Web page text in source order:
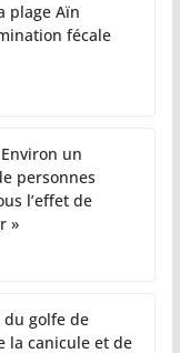
plage Aïn
fécale
un
personnes
l’effet de
»
du golfe de
la canicule et de